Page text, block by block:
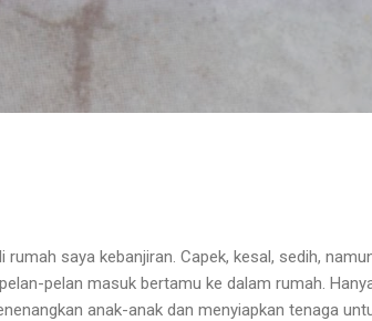
Skip to main content
saya kebanjiran. Capek, kesal, sedih,
pelan masuk bertamu ke dalam rumah.
anak-anak dan menyiapkan tenaga